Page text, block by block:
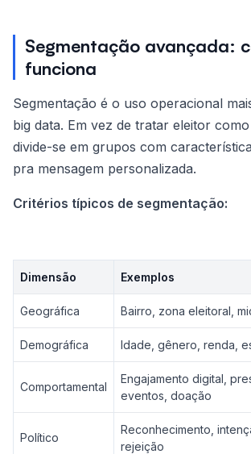
Segmentação avançada:
funciona
Segmentação é o uso operacional
big data. Em vez de tratar eleitor
divide-se em grupos com
pra mensagem personalizada.
Critérios típicos de segmentação:
Dimensão Exemplos
Geográfica Bairro, zona eleitoral,
Demográfica Idade, gênero, renda,
Comportamental
Engajamento digital,
eventos, doação
Político
Reconhecimento,
rejeição